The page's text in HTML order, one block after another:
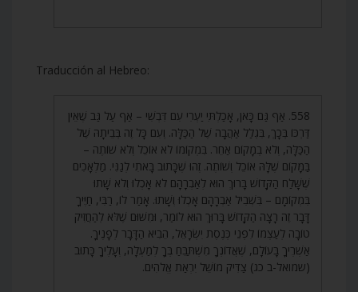
Traducción al Hebreo:
558. אַף גַּם כָּאן, אָכַלְתִּי יַעְרִי עִם דִּבְשִׁי – אַף עַל גַּב שֶׁאֵין
דַּרְכּוֹ בְּכָךְ, בִּגְלַל אַהֲבָה שֶׁל הַכַּלָּה. וְעִם כָּל זֶה בְּבֵיתָהּ שֶׁל
הַכַּלָּה, וְלֹא בְמָקוֹם אַחֵר. בִּמְקוֹמוֹ לֹא אוֹכֵל וְלֹא שׁוֹתֶה –
בַּמָּקוֹם שֶׁלָּהּ אוֹכֵל וְשׁוֹתֶה. זֶהוּ שֶׁכָּתוּב בָּאתִי לְגַנִּי. מַלְאָכִים
שֶׁשָּׁלַח הַקָּדוֹשׁ בָּרוּךְ הוּא לְאַבְרָהָם לֹא אָכְלוּ וְלֹא שָׁתוּ
בִּמְקוֹמָם – בִּשְׁבִיל אַבְרָהָם אָכְלוּ וְשָׁתוּ. אָמַר לוֹ, רַבִּי, חַיֶּיךָ
דָּבָר זֶה רָצָה הַקָּדוֹשׁ בָּרוּךְ הוּא לוֹמַר, וּמִשּׁוּם שֶׁלֹּא לְהַחֲזִיק
טוֹבָה לְעַצְמוֹ לִפְנֵי כְּנֶסֶת יִשְׂרָאֵל, הֵבִיא הַדָּבָר לְפָנֶיךָ.
אַשְׁרֶיךָ בָּעוֹלָם, שֶׁאֲדוֹנְךָ מִשְׁתַּבֵּחַ בְּךָ לְמַעְלָה, וְעָלֶיךָ כָּתוּב
(שמואל-ב כג) צַדִּיק מוֹשֵׁל יִרְאַת אֱלֹהִים.